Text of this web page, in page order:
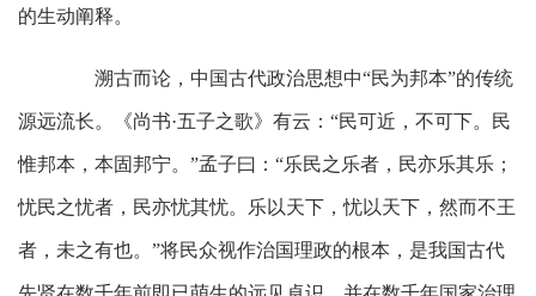
的生动阐释。
溯古而论，中国古代政治思想中“民为邦本”的传统
源远流长。《尚书·五子之歌》有云：“民可近，不可下。民
惟邦本，本固邦宁。”孟子曰：“乐民之乐者，民亦乐其乐；
忧民之忧者，民亦忧其忧。乐以天下，忧以天下，然而不王
者，未之有也。”将民众视作治国理政的根本，是我国古代